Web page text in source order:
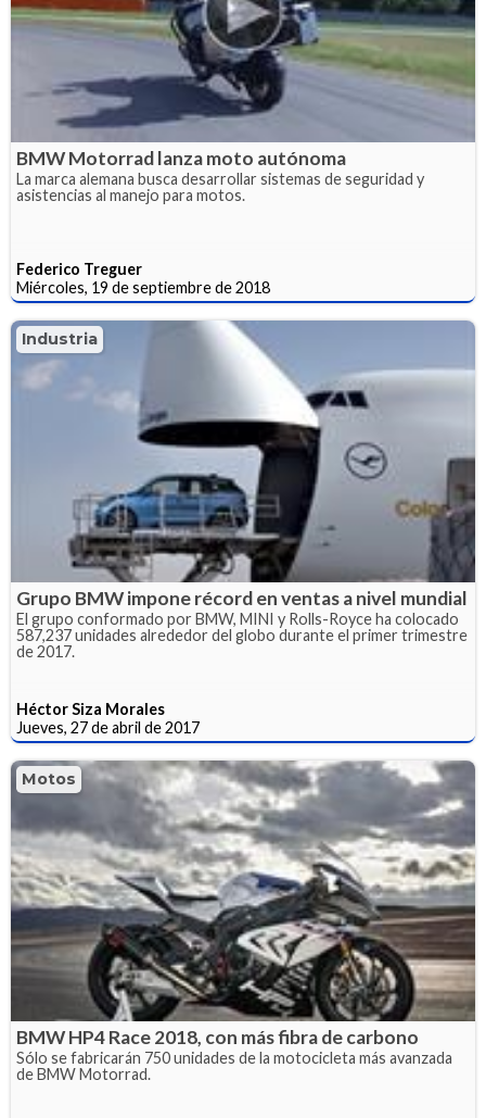
BMW Motorrad lanza moto autónoma
La marca alemana busca desarrollar sistemas de seguridad y
asistencias al manejo para motos.
Federico Treguer
Miércoles, 19 de septiembre de 2018
Industria
Grupo BMW impone récord en ventas a nivel mundial
El grupo conformado por BMW, MINI y Rolls-Royce ha colocado
587,237 unidades alrededor del globo durante el primer trimestre
de 2017.
Héctor Siza Morales
Jueves, 27 de abril de 2017
Motos
BMW HP4 Race 2018, con más fibra de carbono
Sólo se fabricarán 750 unidades de la motocicleta más avanzada
de BMW Motorrad.